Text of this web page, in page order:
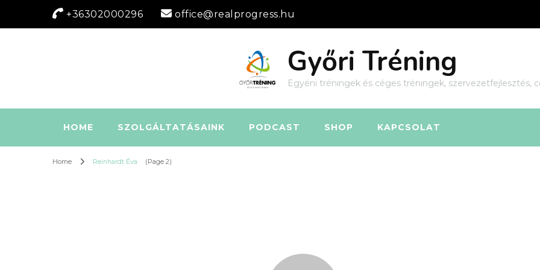
+36302000296 office@realprogress.hu
Győri Tréning
Egyéni tréningek és céges tréningek, szervezetfejlesztés,
HOME SZOLGÁLTATÁSAINK PODCAST SHOP KAPCSOLAT
Home Reinhardt Éva (Page 2)